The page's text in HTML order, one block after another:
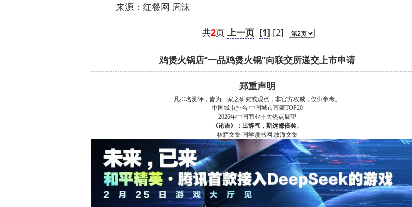
来源：红餐网 周沫
共2页 上一页 [1] [2]
鸡煲火锅店“一品鸡煲火锅”向联交所递交上市申请
郑重声明
凡排名测评，皆为一家之研究或观点，非官方权威，仅供参考。
中国城市排名 中国城市富豪TOP20
2026年中国商业十大热点展望
《论语》：出辞气，斯远鄙倍矣。
林辉文集 国学读书网 故海文集